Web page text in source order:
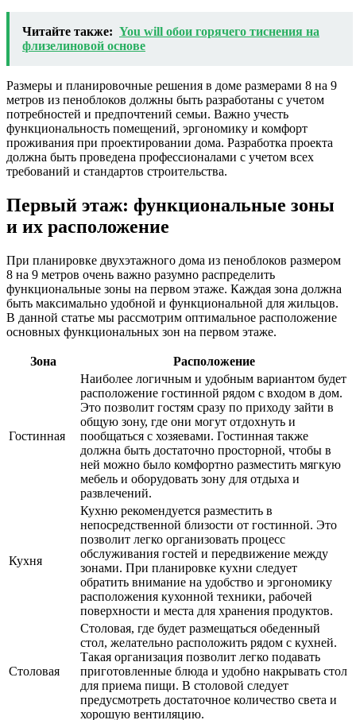
Читайте также: You will обои горячего тиснения на
флизелиновой основе
Размеры и планировочные решения в доме размерами 8 на 9
метров из пеноблоков должны быть разработаны с учетом
потребностей и предпочтений семьи. Важно учесть
функциональность помещений, эргономику и комфорт
проживания при проектировании дома. Разработка проекта
должна быть проведена профессионалами с учетом всех
требований и стандартов строительства.
Первый этаж: функциональные зоны
и их расположение
При планировке двухэтажного дома из пеноблоков размером
8 на 9 метров очень важно разумно распределить
функциональные зоны на первом этаже. Каждая зона должна
быть максимально удобной и функциональной для жильцов.
В данной статье мы рассмотрим оптимальное расположение
основных функциональных зон на первом этаже.
Зона Расположение
Гостинная
Наиболее логичным и удобным вариантом будет
расположение гостинной рядом с входом в дом.
Это позволит гостям сразу по приходу зайти в
общую зону, где они могут отдохнуть и
пообщаться с хозяевами. Гостинная также
должна быть достаточно просторной, чтобы в
ней можно было комфортно разместить мягкую
мебель и оборудовать зону для отдыха и
развлечений.
Кухня
Кухню рекомендуется разместить в
непосредственной близости от гостинной. Это
позволит легко организовать процесс
обслуживания гостей и передвижение между
зонами. При планировке кухни следует
обратить внимание на удобство и эргономику
расположения кухонной техники, рабочей
поверхности и места для хранения продуктов.
Столовая
Столовая, где будет размещаться обеденный
стол, желательно расположить рядом с кухней.
Такая организация позволит легко подавать
приготовленные блюда и удобно накрывать стол
для приема пищи. В столовой следует
предусмотреть достаточное количество света и
хорошую вентиляцию.